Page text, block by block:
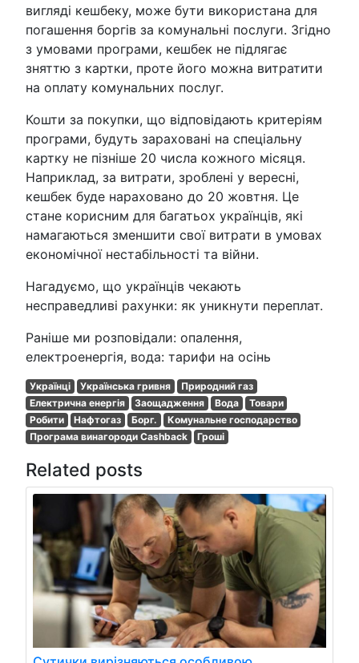
вигляді кешбеку, може бути використана для
погашення боргів за комунальні послуги. Згідно
з умовами програми, кешбек не підлягає
зняттю з картки, проте його можна витратити
на оплату комунальних послуг.
Кошти за покупки, що відповідають критеріям
програми, будуть зараховані на спеціальну
картку не пізніше 20 числа кожного місяця.
Наприклад, за витрати, зроблені у вересні,
кешбек буде нараховано до 20 жовтня. Це
стане корисним для багатьох українців, які
намагаються зменшити свої витрати в умовах
економічної нестабільності та війни.
Нагадуємо, що українців чекають
несправедливі рахунки: як уникнути переплат.
Раніше ми розповідали: опалення,
електроенергія, вода: тарифи на осінь
Українці Українська гривня
Природний газ
Електрична енергія
Заощадження Вода
Товари
Робити
Нафтогаз Борг.
Комунальне господарство
Програма винагороди Cashback
Гроші
Related posts